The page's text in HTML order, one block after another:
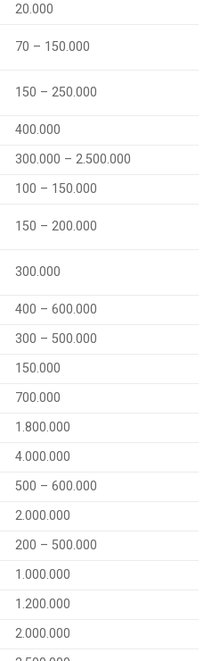
20.000
70 – 150.000
150 – 250.000
400.000
300.000 – 2.500.000
100 – 150.000
150 – 200.000
300.000
400 – 600.000
300 – 500.000
150.000
700.000
1.800.000
4.000.000
500 – 600.000
2.000.000
200 – 500.000
1.000.000
1.200.000
2.000.000